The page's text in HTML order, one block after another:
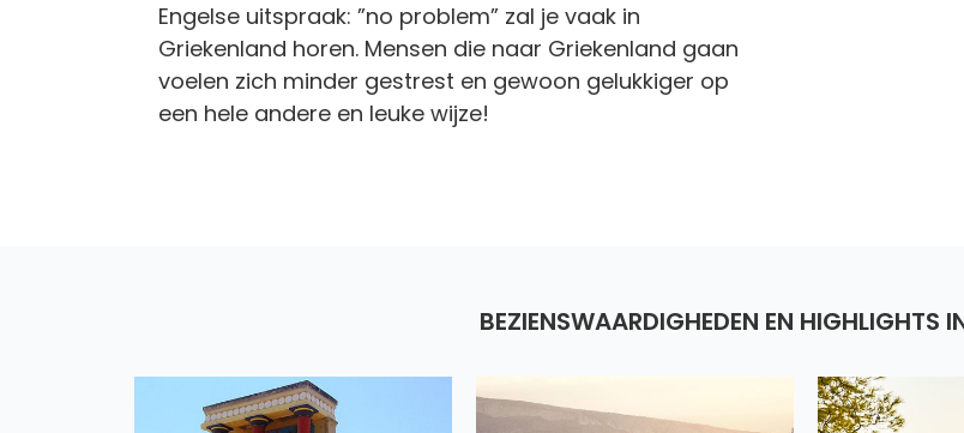
Engelse uitspraak: ”no problem” zal je vaak in
Griekenland horen. Mensen die naar Griekenland gaan
voelen zich minder gestrest en gewoon gelukkiger op
een hele andere en leuke wijze!
BEZIENSWAARDIGHEDEN EN HIGHLIGHTS